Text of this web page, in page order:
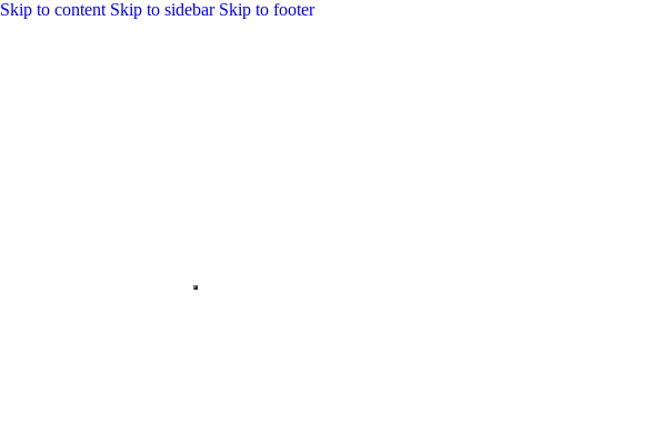
Skip to content Skip to sidebar Skip to footer